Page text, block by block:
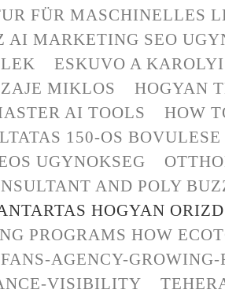
FÜR MASCHINELLES
AI MARKETING SEO
ESKUVO A
MIKLOS
HOGYAN
AI TOOLS
HOW
150-OS BOVULESE
UGYNOKSEG
AND POLY
HOGYAN
PROGRAMS HOW
AGENCY-GROWING-
VISIBILITY